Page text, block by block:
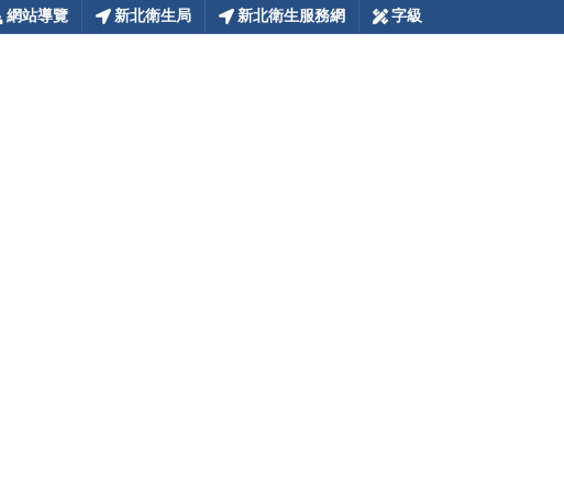
網站導覽 新北衛生局 新北衛生服務網 字級